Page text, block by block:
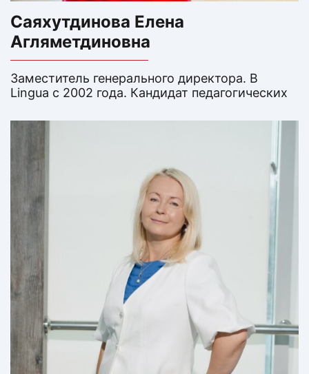
Саяхутдинова Елена
Агляметдиновна
Заместитель генерального директора. В
Lingua с 2002 года. Кандидат педагогических
методики профессионального образования.